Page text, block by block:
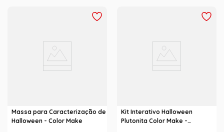
Massa para Caracterização de
Halloween - Color Make
Kit Interativo Halloween
Plutonita Color Make -